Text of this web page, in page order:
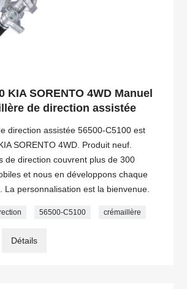
KIA SORENTO 4WD Manuel
de direction assistée
direction assistée 56500-C5100 est
SORENTO 4WD. Produit neuf.
de direction couvrent plus de 300
et nous en développons chaque
La personnalisation est la bienvenue.
56500-C5100 crémaillère
Détails